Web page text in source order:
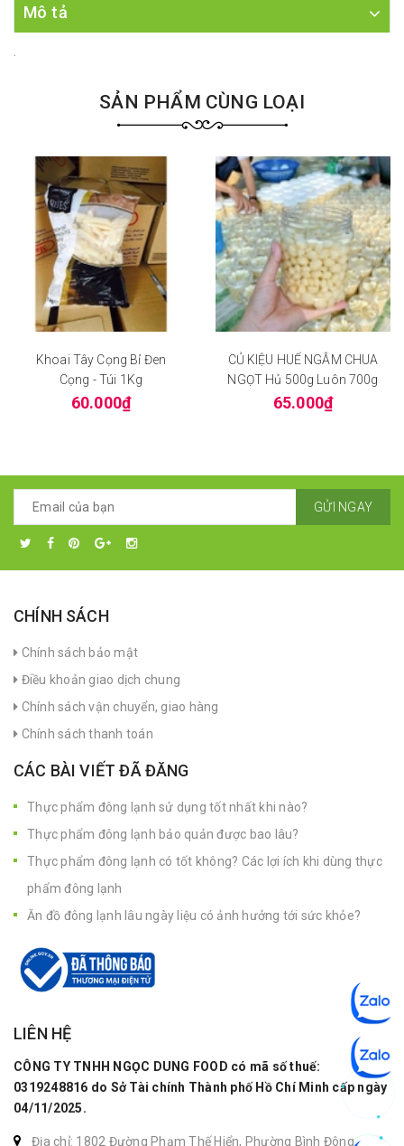
Mô tả
.
SẢN PHẨM CÙNG LOẠI
Khoai Tây Cọng Bỉ Đen
Cọng - Túi 1Kg
60.000₫
CỦ KIỆU HUẾ NGÂM CHUA
NGỌT Hủ 500g Luôn 700g
65.000₫
GỬI NGAY
CHÍNH SÁCH
Chính sách bảo mật
Điều khoản giao dịch chung
Chính sách vận chuyển, giao hàng
Chính sách thanh toán
CÁC BÀI VIẾT ĐÃ ĐĂNG
Thực phẩm đông lạnh sử dụng tốt nhất khi nào?
Thực phẩm đông lạnh bảo quản được bao lâu?
Thực phẩm đông lạnh có tốt không? Các lợi ích khi dùng thực
phẩm đông lạnh
Ăn đồ đông lạnh lâu ngày liệu có ảnh hưởng tới sức khỏe?
LIÊN HỆ
CÔNG TY TNHH NGỌC DUNG FOOD có mã số thuế:
0319248816 do Sở Tài chính Thành phố Hồ Chí Minh cấp ngày
04/11/2025.
Địa chỉ: 1802 Đường Phạm Thế Hiển, Phường Bình Đông,